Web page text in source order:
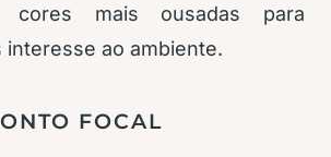
cores mais ousadas para
interesse ao ambiente.
FOCAL